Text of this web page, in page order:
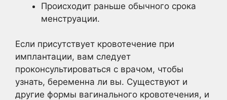
Происходит раньше обычного срока
менструации.
Если присутствует кровотечение при
имплантации, вам следует
проконсультироваться с врачом, чтобы
узнать, беременна ли вы. Существуют и
другие формы вагинального кровотечения, и